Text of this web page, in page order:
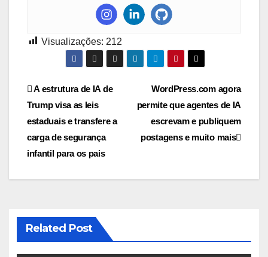
Visualizações: 212
Navegação
de
Post
WordPress.com agora
permite que agentes de IA
escrevam e publiquem
postagens e muito mais
A estrutura de IA de
Trump visa as leis
estaduais e transfere a
carga de segurança
infantil para os pais
Related Post